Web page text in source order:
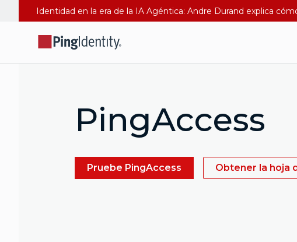
Identidad en la era de la IA Agéntica: Andre Durand explica
PingAccess
Pruebe PingAccess Obtener la hoja